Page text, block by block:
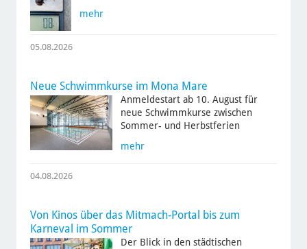
mehr
05.08.2026
Neue Schwimmkurse im Mona Mare
Anmeldestart ab 10. August für
neue Schwimmkurse zwischen
Sommer- und Herbstferien
mehr
04.08.2026
Von Kinos über das Mitmach-Portal bis zum
Karneval im Sommer
Der Blick in den städtischen